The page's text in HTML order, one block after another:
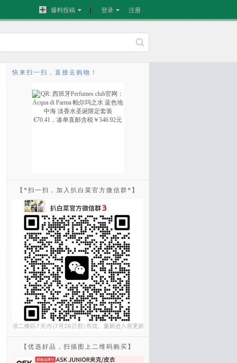
登录 注册
爆料投稿
快来扫一扫，直接去购物！
【*扫一扫，加入扒白菜官方微信群*】
【优选好品，扫描图上二维码购买】